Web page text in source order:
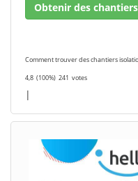
Obtenir des
Comment trouver des chantiers
4,8 (100%) 241 votes
|